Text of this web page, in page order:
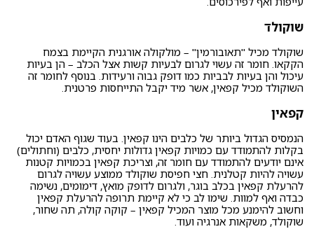
שוקולד
שוקולד מכיל "תאובורמין" – מולקולה אורגנית הקיימת בצמח
הקקאו. חומר זה עשוי לגרום לבעיות קשות אצל הכלב – הן בעיות
עיכול והן בעיות לבביות כמו דופק גבוה ורעידות. בנוסף לחומר זה
השוקולד מכיל קפאין, אשר מיד יקבל התייחסות פרטנית.
קפאין
הנמסיס הגדול ביותר של כלבים הינו קפאין. בעוד שגוף האדם יכול
בקלות להתמודד עם כמויות קפאין גדולות יחסית, כלבים (וחתולים)
אינם יודעים להתמודד עם חומר זה, וצריכת קפאין בכמויות קטנות
עשויה להיות קטלנית. חצי חפיסת שוקולד ממוצע עשויה לגרום
להרעלת קפאין בכלב בוגר, ולגרום לדופק מואץ, דימומים, נשימה
כבדה ואף למוות. שימו לב כי לא קיימת תרופה להרעלת קפאין
וחשוב להימנע מכל מוצר המכיל קפאין – קוקה קולה, תה שחור,
שוקולד, משקאות אנרגיה ועוד.